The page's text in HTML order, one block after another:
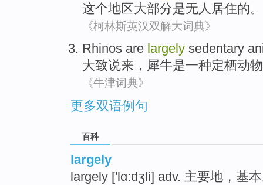
这个地区大部分是无人居住的。
《柯林斯英汉双解大词典》
Rhinos are largely sedentary
大致说来， 犀牛是一种定栖动物
《牛津词典》
更多双语例句
百科
largely
largely ['lɑ:dʒli] adv. 主要地，基